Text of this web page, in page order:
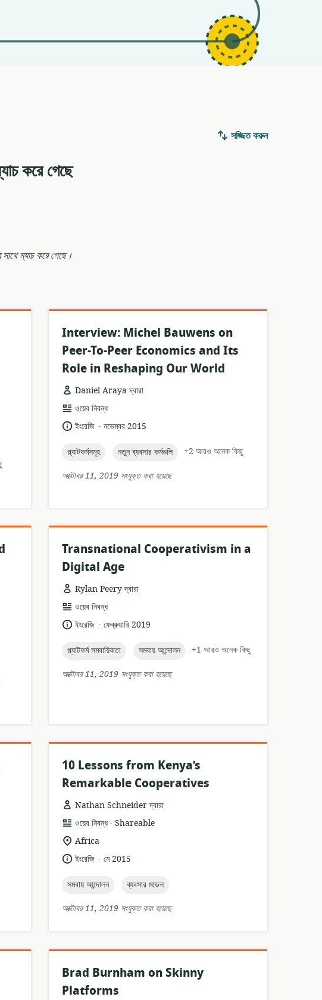
সজ্জিত করুন
করে গেছে
ম্যাচ করে গেছে।
Interview: Michel Bauwens on
Peer-To-Peer Economics and Its
Role in Reshaping Our World
Daniel Araya দ্বারা
তথ্যসম্পদের
ফর্ম্যাট:
ওয়েব নিবন্ধ
ভাষা:ইংরেজি .
প্রকাশনারনভেম্বর 2015
topic:
প্ল্যাটফর্মসমূহ topic:
নতুন ব্যবসার ফর্মগুলি
+2 আরও অনেক কিছু
অক্টোবর 11, 2019 সংযুক্ত করা হয়েছে
Transnational Cooperativism in a
Digital Age
Rylan Peery দ্বারা
তথ্যসম্পদের
ফর্ম্যাট:
ওয়েব নিবন্ধ
ভাষা:ইংরেজি .
প্রকাশনারফেব্রুয়ারি 2019
topic:
প্ল্যাটফর্ম সমবায়িকতা topic:
সমবায় আন্দোলন
+1 আরও অনেক কিছু
অক্টোবর 11, 2019 সংযুক্ত করা হয়েছে
10 Lessons from Kenya’s
Remarkable Cooperatives
Nathan Schneider দ্বারা
তথ্যসম্পদের
ফর্ম্যাট:
ওয়েব নিবন্ধ .
প্রকাশক:Shareable
প্রাসঙ্গিকতার
অবস্থান:
Africa
ভাষা:ইংরেজি .
প্রকাশনারমে 2015
topic:
সমবায় আন্দোলন topic:
ব্যবসার মডেল
অক্টোবর 11, 2019 সংযুক্ত করা হয়েছে
Brad Burnham on Skinny
Platforms